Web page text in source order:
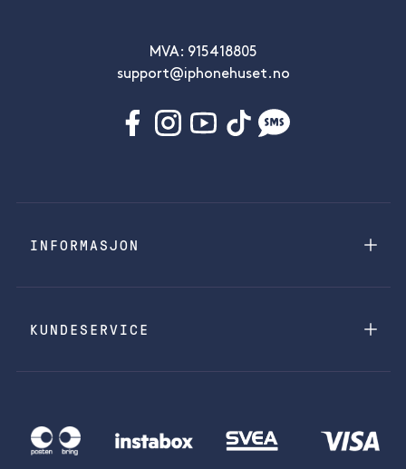
MVA: 915418805
support@iphonehuset.no
INFORMASJON
KUNDESERVICE